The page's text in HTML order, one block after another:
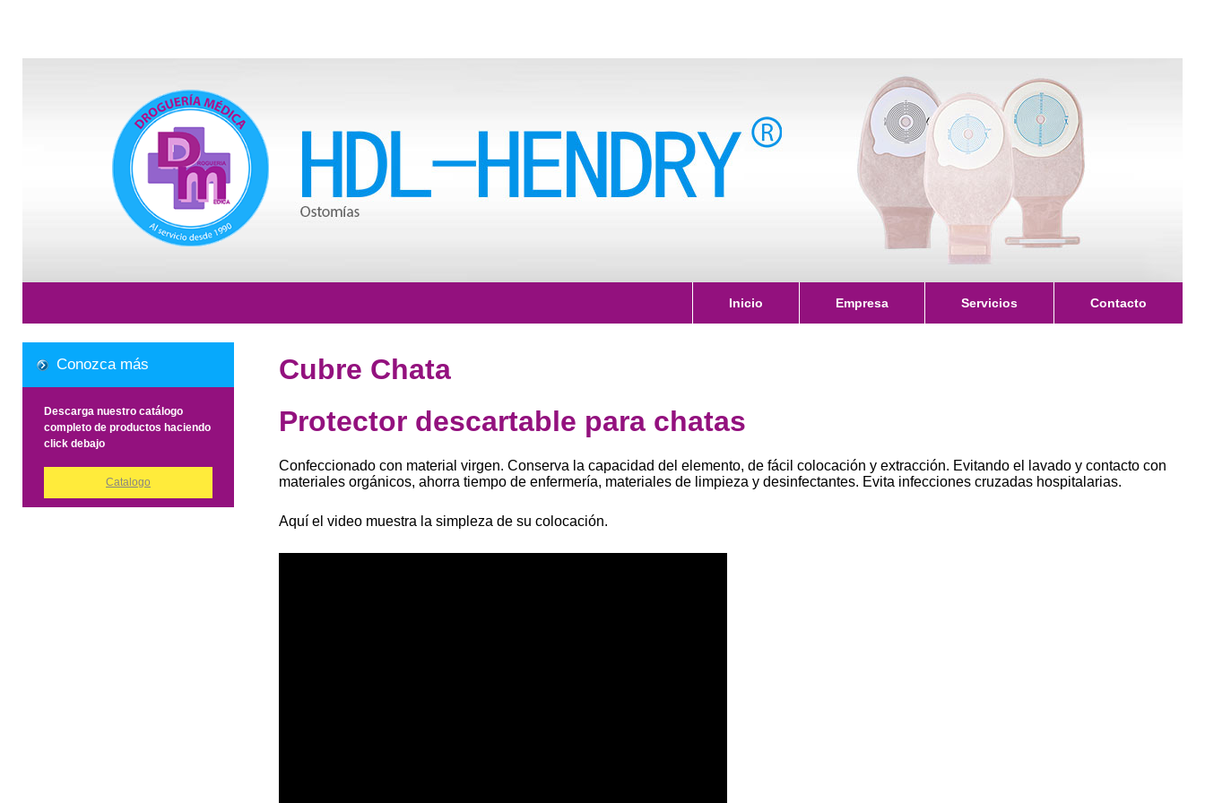
Inicio Empresa Servicios Contacto
Conozca más
Descarga nuestro catálogo
completo de productos haciendo
click debajo
Catalogo
Cubre Chata
Protector descartable para chatas
Confeccionado con material virgen. Conserva la capacidad del elemento, de fácil colocación y extracción. Evitando el lavado y contacto con
materiales orgánicos, ahorra tiempo de enfermería, materiales de limpieza y desinfectantes. Evita infecciones cruzadas hospitalarias.
Aquí el video muestra la simpleza de su colocación.